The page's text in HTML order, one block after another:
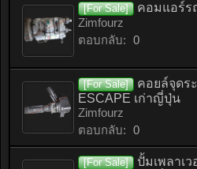
[For Sale]
คอมแอร์ร
Zimfourz
ตอบกลับ: 0
[For Sale]
คอยล์จุดร
ESCAPE เก่าญี่ปุ่น
Zimfourz
ตอบกลับ: 0
[For Sale]
ปั้มเพลาเ